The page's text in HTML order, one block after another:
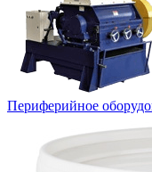
Периферийное